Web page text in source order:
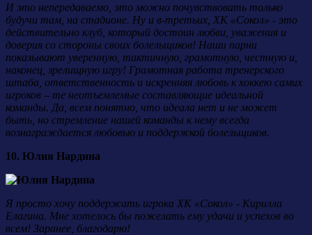
И это непередаваемо, это можно почувствовать только
будучи там, на стадионе. Ну и в-третьих, ХК «Сокол» - это
действительно клуб, который достоин любви, уважения и
доверия со стороны своих болельщиков! Наши парни
показывают уверенную, тактичную, грамотную, честную и,
наконец, зрелищную игру! Грамотная работа тренерского
штаба, ответственность и искренняя любовь к хоккею самих
игроков – те неотъемлемые составляющие идеальной
команды. Да, всем понятно, что идеала нет и не может
быть, но стремление нашей команды к нему всегда
вознаграждается любовью и поддержкой болельщиков.
10. Юлия Нардина
Я просто хочу поддержать игрока ХК «Сокол» - Кирилла
Елагина. Мне хотелось бы пожелать ему удачи и успехов во
всем! Заранее, благодарю!